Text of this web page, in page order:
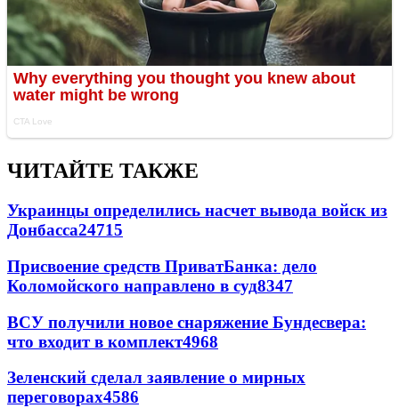
ЧИТАЙТЕ ТАКЖЕ
Украинцы определились насчет вывода войск из
Донбасса24715
Присвоение средств ПриватБанка: дело
Коломойского направлено в суд8347
ВСУ получили новое снаряжение Бундесвера:
что входит в комплект4968
Зеленский сделал заявление о мирных
переговорах4586